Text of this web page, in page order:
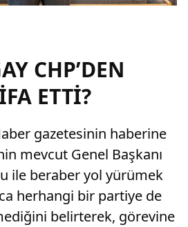
CHP’DEN
ETTİ?
gazetesinin haberine
mevcut Genel Başkanı
ile beraber yol yürümek
herhangi bir partiye de
belirterek, görevine